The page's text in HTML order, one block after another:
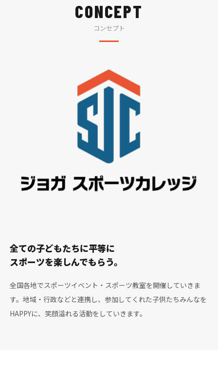
CONCEPT
コンセプト
全ての子どもたちに平等に
スポーツを楽しんでもらう。
全国各地でスポーツイベント・スポーツ教室を開催していきま
す。地域・行政などと連携し、参加してくれた子供たちみんなを
HAPPYに、笑顔溢れる活動をしていきます。